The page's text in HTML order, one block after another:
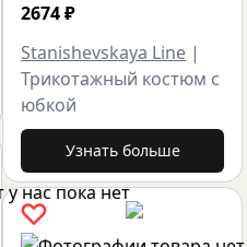
2674₽
Stanishevskaya Line |
Трикотажный костюм с
юбкой
Узнать больше